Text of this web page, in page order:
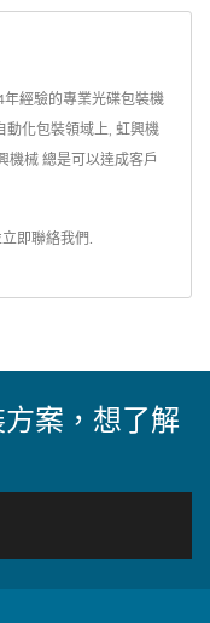
經驗的專業光碟包裝機
動化包裝領域上, 虹興機
機械 總是可以達成客戶
立即聯絡我們
案，想了解